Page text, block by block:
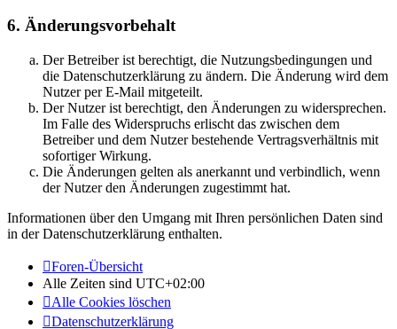
6. Änderungsvorbehalt
Der Betreiber ist berechtigt, die Nutzungsbedingungen und
die Datenschutzerklärung zu ändern. Die Änderung wird dem
Nutzer per E-Mail mitgeteilt.
Der Nutzer ist berechtigt, den Änderungen zu widersprechen.
Im Falle des Widerspruchs erlischt das zwischen dem
Betreiber und dem Nutzer bestehende Vertragsverhältnis mit
sofortiger Wirkung.
Die Änderungen gelten als anerkannt und verbindlich, wenn
der Nutzer den Änderungen zugestimmt hat.
Informationen über den Umgang mit Ihren persönlichen Daten sind
in der Datenschutzerklärung enthalten.
Foren-Übersicht
Alle Zeiten sind UTC+02:00
Alle Cookies löschen
Datenschutzerklärung